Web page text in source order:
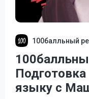
100балльный
языку с